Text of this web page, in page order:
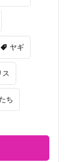
ヤギ
ス
ち